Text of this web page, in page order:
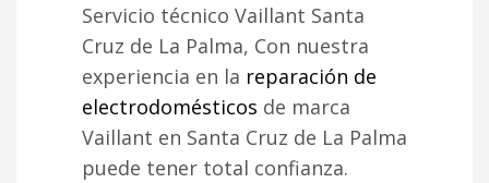
Servicio técnico Vaillant Santa
Cruz de La Palma, Con nuestra
experiencia en la reparación de
electrodomésticos de marca
Vaillant en Santa Cruz de La Palma
puede tener total confianza.